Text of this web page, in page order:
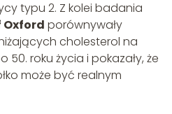
typu 2. Z kolei badania
Oxford porównywały
cholesterol na
50. roku życia i pokazały, że
może być realnym